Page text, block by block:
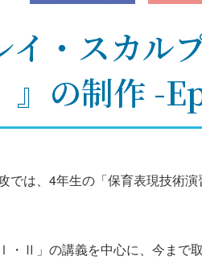
イ・スカ
』の制作 -
では、4年生の「保育表現技術
・Ⅱ」の講義を中心に、今まで